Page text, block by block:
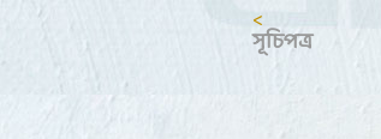
<
সূচিপত্র